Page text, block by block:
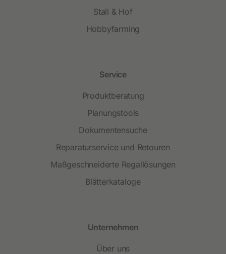
Stall & Hof
Hobbyfarming
Service
Produktberatung
Planungstools
Dokumentensuche
Reparaturservice und Retouren
Maßgeschneiderte Regallösungen
Blätterkataloge
Unternehmen
Über uns